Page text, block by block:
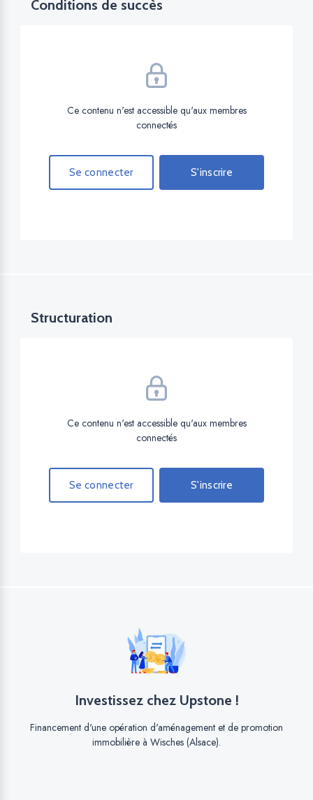
Conditions de succès
Ce contenu n'est accessible qu'aux membres
connectés
Se connecter S'inscrire
Structuration
Ce contenu n'est accessible qu'aux membres
connectés
Se connecter S'inscrire
Investissez chez Upstone !
Financement d'une opération d'aménagement et de promotion
immobilière à Wisches (Alsace).